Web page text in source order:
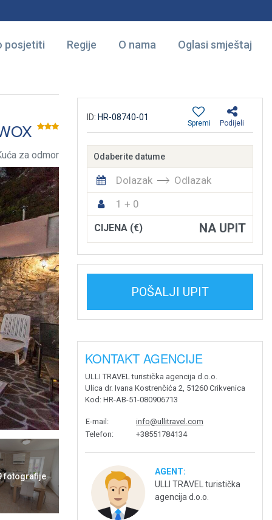
posjetiti Regije O nama Oglasi smještaj
za odmor
fotografije
ID: HR-08740-01
Podijeli
Spremi
Odaberite datume
Dolazak
Odlazak
1 + 0
CIJENA (€) NA UPIT
POŠALJI UPIT
KONTAKT AGENCIJE
ULLI TRAVEL turistička agencija d.o.o.
Ulica dr. Ivana Kostrenčića 2, 51260 Crikvenica
Kod : HR-AB-51-080906713
E-mail :
info@ullitravel.com
Telefon: +38551784134
AGENT:
ULLI TRAVEL turistička
agencija d.o.o.